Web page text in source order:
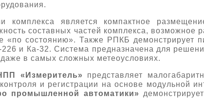
комплекса является компактное
составных частей комплекса, возможное
«по состоянию». Также РПКБ демонстрирует
226 и Ка-32. Система предназначена для
в самых сложных метеоусловиях.
«Измеритель» представляет
и регистрации на основе модульной
промышленной автоматики»